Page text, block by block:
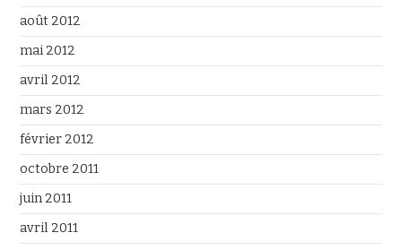
août 2012
mai 2012
avril 2012
mars 2012
février 2012
octobre 2011
juin 2011
avril 2011